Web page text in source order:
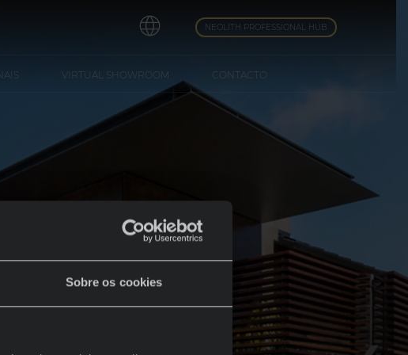
Sobre os cookies
NEOLITH PROFESSIONAL HUB
VIRTUAL SHOWROOM CONTACTO